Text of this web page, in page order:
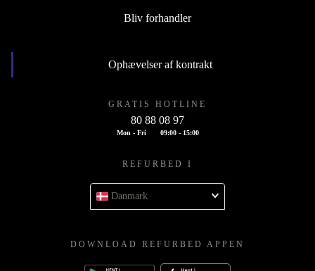
Bliv forhandler
Ophævelser af kontrakt
GRATIS HOTLINE
80 88 08 97
Mon - Fri 09:00 - 15:00
REFURBED I
Danmark
DOWNLOAD REFURBED APPEN